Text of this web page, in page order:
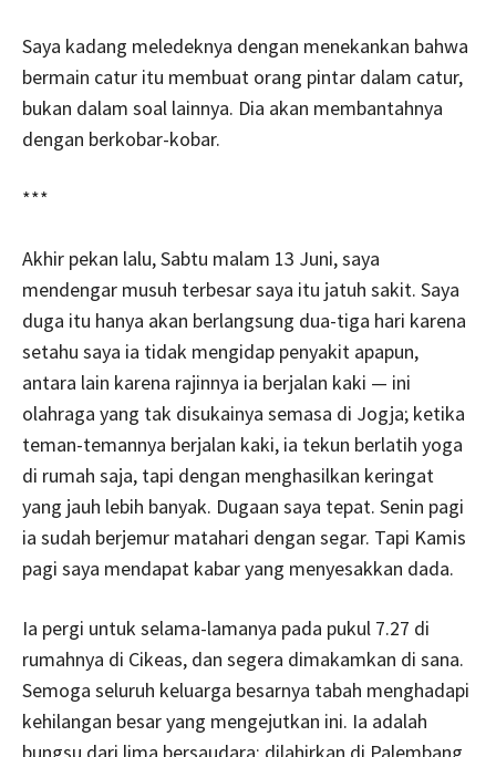
Saya kadang meledeknya dengan menekankan bahwa
bermain catur itu membuat orang pintar dalam catur,
bukan dalam soal lainnya. Dia akan membantahnya
dengan berkobar-kobar.
***
Akhir pekan lalu, Sabtu malam 13 Juni, saya
mendengar musuh terbesar saya itu jatuh sakit. Saya
duga itu hanya akan berlangsung dua-tiga hari karena
setahu saya ia tidak mengidap penyakit apapun,
antara lain karena rajinnya ia berjalan kaki — ini
olahraga yang tak disukainya semasa di Jogja; ketika
teman-temannya berjalan kaki, ia tekun berlatih yoga
di rumah saja, tapi dengan menghasilkan keringat
yang jauh lebih banyak. Dugaan saya tepat. Senin pagi
ia sudah berjemur matahari dengan segar. Tapi Kamis
pagi saya mendapat kabar yang menyesakkan dada.
Ia pergi untuk selama-lamanya pada pukul 7.27 di
rumahnya di Cikeas, dan segera dimakamkan di sana.
Semoga seluruh keluarga besarnya tabah menghadapi
kehilangan besar yang mengejutkan ini. Ia adalah